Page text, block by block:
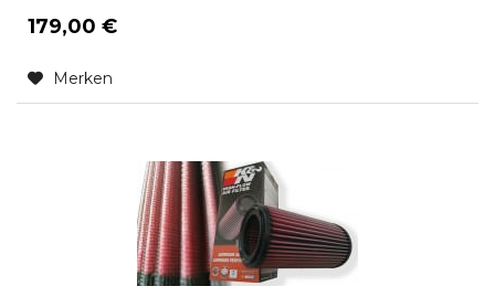
179,00 €
Merken